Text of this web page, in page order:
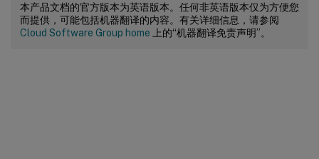
本产品文档的官方版本为英语版本。任何非英语版本仅为方便您
而提供，可能包括机器翻译的内容。有关详细信息，请参阅
Cloud Software Group home 上的“机器翻译免责声明”。